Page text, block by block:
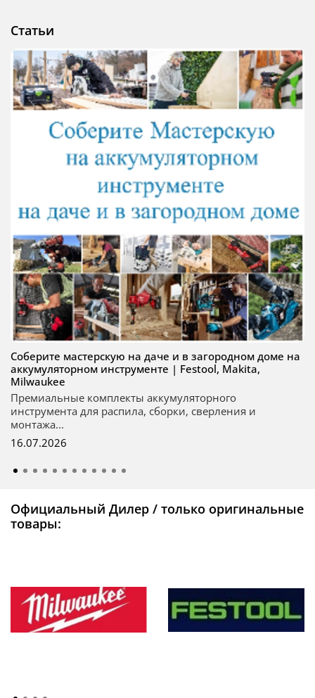
Статьи
Соберите мастерскую на даче и в загородном доме на
аккумуляторном инструменте | Festool, Makita,
Milwaukee
Премиальные комплекты аккумуляторного
инструмента для распила, сборки, сверления и
монтажа...
16.07.2026
Официальный Дилер / только оригинальные
товары: